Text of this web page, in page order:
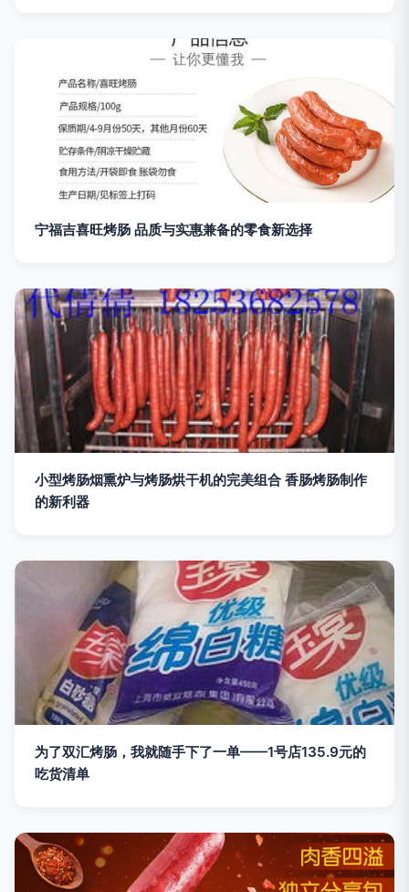
宁福吉喜旺烤肠 品质与实惠兼备的零食新选择
小型烤肠烟熏炉与烤肠烘干机的完美组合 香肠烤肠制作
的新利器
为了双汇烤肠，我就随手下了一单——1号店135.9元的
吃货清单